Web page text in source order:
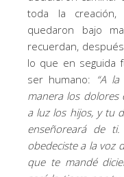
toda la creación,
quedaron bajo
recuerdan,
lo que en seguida
ser humano: “A la
manera los
a luz los hijos, y tu
enseñoreará de
obedeciste a la voz
que te mandé